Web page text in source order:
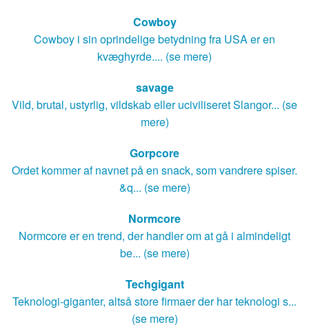
Cowboy
Cowboy i sin oprindelige betydning fra USA er en
kvæghyrde.... (se mere)
savage
Vild, brutal, ustyrlig, vildskab eller uciviliseret Slangor... (se
mere)
Gorpcore
Ordet kommer af navnet på en snack, som vandrere spiser.
&q... (se mere)
Normcore
Normcore er en trend, der handler om at gå i almindeligt
be... (se mere)
Techgigant
Teknologi-giganter, altså store firmaer der har teknologi s...
(se mere)